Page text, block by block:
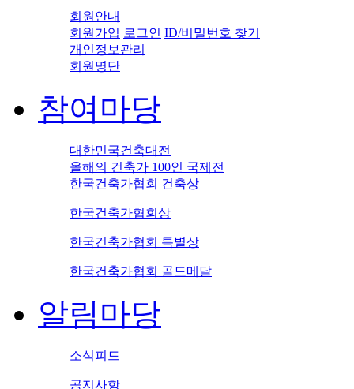
회원안내
회원가입 로그인 ID/비밀번호 찾기
개인정보관리
회원명단
참여마당
대한민국건축대전
올해의 건축가 100인 국제전
한국건축가협회 건축상
한국건축가협회상
한국건축가협회 특별상
한국건축가협회 골드메달
알림마당
소식피드
공지사항